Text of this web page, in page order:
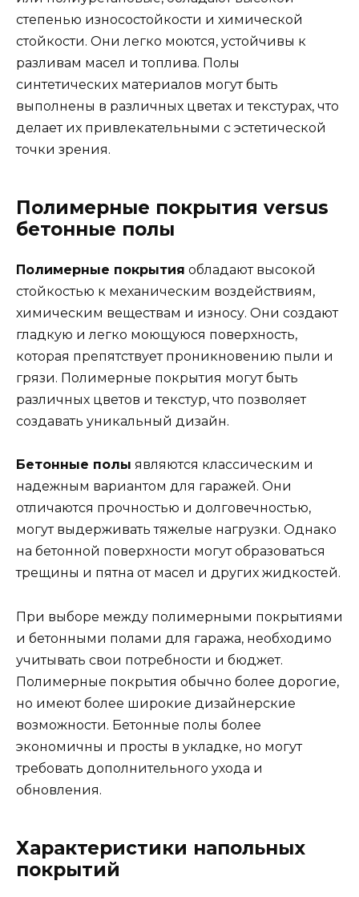
степенью износостойкости и химической
стойкости. Они легко моются, устойчивы к
разливам масел и топлива. Полы
синтетических материалов могут быть
выполнены в различных цветах и текстурах, что
делает их привлекательными с эстетической
точки зрения.
Полимерные покрытия versus
бетонные полы
Полимерные покрытия обладают высокой
стойкостью к механическим воздействиям,
химическим веществам и износу. Они создают
гладкую и легко моющуюся поверхность,
которая препятствует проникновению пыли и
грязи. Полимерные покрытия могут быть
различных цветов и текстур, что позволяет
создавать уникальный дизайн.
Бетонные полы являются классическим и
надежным вариантом для гаражей. Они
отличаются прочностью и долговечностью,
могут выдерживать тяжелые нагрузки. Однако
на бетонной поверхности могут образоваться
трещины и пятна от масел и других жидкостей.
При выборе между полимерными покрытиями
и бетонными полами для гаража, необходимо
учитывать свои потребности и бюджет.
Полимерные покрытия обычно более дорогие,
но имеют более широкие дизайнерские
возможности. Бетонные полы более
экономичны и просты в укладке, но могут
требовать дополнительного ухода и
обновления.
Характеристики напольных
покрытий